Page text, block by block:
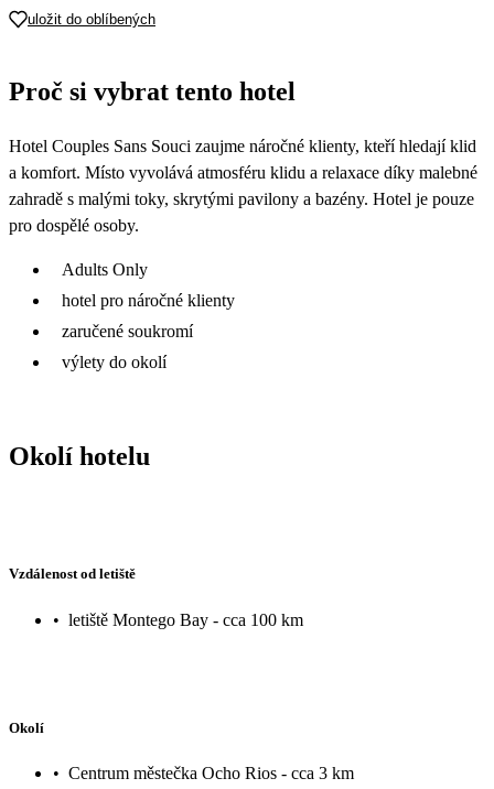
19
uložit do oblíbených
Proč si vybrat tento hotel
Hotel Couples Sans Souci zaujme náročné klienty, kteří hledají klid
a komfort. Místo vyvolává atmosféru klidu a relaxace díky malebné
zahradě s malými toky, skrytými pavilony a bazény. Hotel je pouze
pro dospělé osoby.
Adults Only
hotel pro náročné klienty
zaručené soukromí
výlety do okolí
Okolí hotelu
Vzdálenost od letiště
• letiště Montego Bay - cca 100 km
Okolí
• Centrum městečka Ocho Rios - cca 3 km